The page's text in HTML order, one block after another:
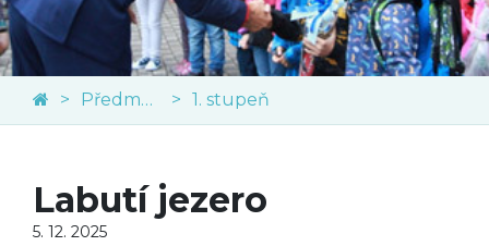
Předměty 1. stupeň
Labutí jezero
5. 12. 2025